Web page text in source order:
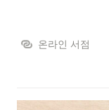
온라인 서점